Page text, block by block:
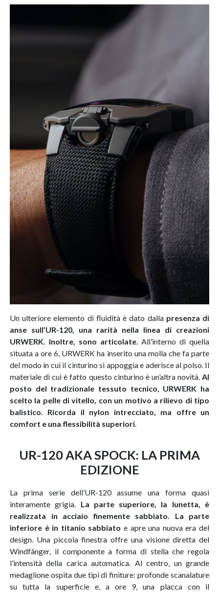
Un ulteriore elemento di fluidità è dato dalla presenza di
anse sull’UR-120, una rarità nella linea di creazioni
URWERK. Inoltre, sono articolate. All’interno di quella
situata a ore 6, URWERK ha inserito una molla che fa parte
del modo in cui il cinturino si appoggia e aderisce al polso. Il
materiale di cui è fatto questo cinturino è un’altra novità. Al
posto del tradizionale tessuto tecnico, URWERK ha
scelto la pelle di vitello, con un motivo a rilievo di tipo
balistico. Ricorda il nylon intrecciato, ma offre un
comfort e una flessibilità superiori.
UR-120 AKA SPOCK: LA PRIMA
EDIZIONE
La prima serie dell’UR-120 assume una forma quasi
interamente grigia. La parte superiore, la lunetta, è
realizzata in acciaio finemente sabbiato. La parte
inferiore è in titanio sabbiato e apre una nuova era del
design. Una piccola finestra offre una visione diretta del
Windfänger, il componente a forma di stella che regola
l’intensità della carica automatica. Al centro, un grande
medaglione ospita due tipi di finiture: profonde scanalature
su tutta la superficie e, a ore 9, una placca con il